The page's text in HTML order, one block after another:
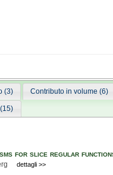
(3) Contributo in volume (6)
for slice regular
dettagli >>